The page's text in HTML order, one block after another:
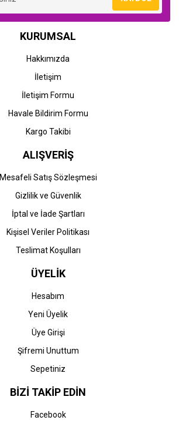
KURUMSAL
Hakkımızda
İletişim
İletişim Formu
Havale Bildirim Formu
Kargo Takibi
ALIŞVERİŞ
Mesafeli Satış Sözleşmesi
Gizlilik ve Güvenlik
İptal ve İade Şartları
Kişisel Veriler Politikası
Teslimat Koşulları
ÜYELİK
Hesabım
Yeni Üyelik
Üye Girişi
Şifremi Unuttum
Sepetiniz
BİZİ TAKİP EDİN
Facebook